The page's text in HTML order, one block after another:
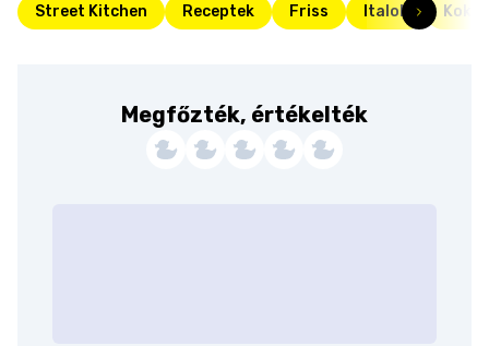
Street Kitchen Receptek Friss Italok
Megfőzték, értékelték